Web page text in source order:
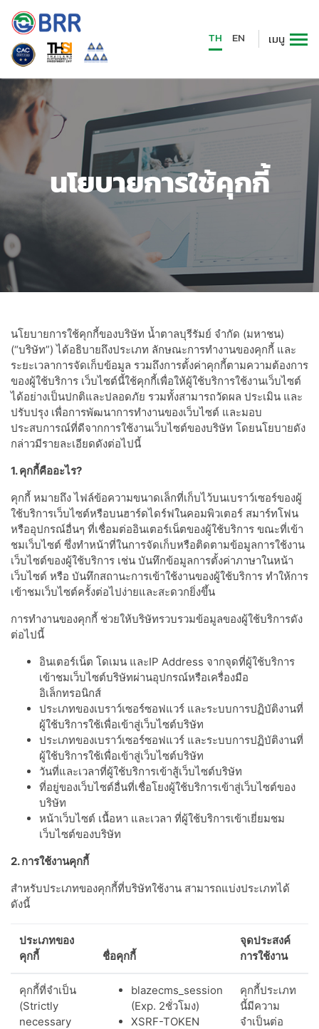
TH EN เมนู
นโยบายการใช้คุกกี้
นโยบายการใช้คุกกี้ของบริษัท น้ำตาลบุรีรัมย์ จำกัด (มหาชน)
(“บริษัท”) ได้อธิบายถึงประเภท ลักษณะการทำงานของคุกกี้ และ
ระยะเวลาการจัดเก็บข้อมูล รวมถึงการตั้งค่าคุกกี้ตามความต้องการ
ของผู้ใช้บริการ เว็บไซต์นี้ใช้คุกกี้เพื่อให้ผู้ใช้บริการใช้งานเว็บไซต์
ได้อย่างเป็นปกติและปลอดภัย รวมทั้งสามารถวัดผล ประเมิน และ
ปรับปรุง เพื่อการพัฒนาการทำงานของเว็บไซต์ และมอบ
ประสบการณ์ที่ดีจากการใช้งานเว็บไซต์ของบริษัท โดยนโยบายดัง
กล่าวมีรายละเอียดดังต่อไปนี้
1. คุกกี้คืออะไร?
คุกกี้ หมายถึง ไฟล์ข้อความขนาดเล็กที่เก็บไว้บนเบราว์เซอร์ของผู้
ใช้บริการเว็บไซต์หรือบนฮาร์ดไดร์ฟในคอมพิวเตอร์ สมาร์ทโฟน
หรืออุปกรณ์อื่นๆ ที่เชื่อมต่ออินเตอร์เน็ตของผู้ใช้บริการ ขณะที่เข้า
ชมเว็บไซต์ ซึ่งทำหน้าที่ในการจัดเก็บหรือติดตามข้อมูลการใช้งาน
เว็บไซต์ของผู้ใช้บริการ เช่น บันทึกข้อมูลการตั้งค่าภาษาในหน้า
เว็บไซต์ หรือ บันทึกสถานะการเข้าใช้งานของผู้ใช้บริการ ทำให้การ
เข้าชมเว็บไซต์ครั้งต่อไปง่ายและสะดวกยิ่งขึ้น
การทำงานของคุกกี้ ช่วยให้บริษัทรวบรวมข้อมูลของผู้ใช้บริการดัง
ต่อไปนี้
อินเตอร์เน็ต โดเมน และIP Address จากจุดที่ผู้ใช้บริการ
เข้าชมเว็บไซต์บริษัทผ่านอุปกรณ์หรือเครื่องมือ
อิเล็กทรอนิกส์
ประเภทของเบราว์เซอร์ซอฟแวร์ และระบบการปฏิบัติงานที่
ผู้ใช้บริการใช้เพื่อเข้าสู่เว็บไซต์บริษัท
ประเภทของเบราว์เซอร์ซอฟแวร์ และระบบการปฏิบัติงานที่
ผู้ใช้บริการใช้เพื่อเข้าสู่เว็บไซต์บริษัท
วันที่และเวลาที่ผู้ใช้บริการเข้าสู้เว็บไซต์บริษัท
ที่อยู่ของเว็บไซต์อื่นที่เชื่อโยงผู้ใช้บริการเข้าสู่เว็บไซต์ของ
บริษัท
หน้าเว็บไซต์ เนื้อหา และเวลา ที่ผู้ใช้บริการเข้าเยี่ยมชม
เว็บไซต์ของบริษัท
2. การใช้งานคุกกี้
สำหรับประเภทของคุกกี้ที่บริษัทใช้งาน สามารถแบ่งประเภทได้
ดังนี้
ประเภทของ
คุกกี้
ชื่อคุกกี้
จุดประสงค์
การใช้งาน
คุกกี้ที่จำเป็น
(Strictly
necessary
blazecms_session
(Exp. 2ชั่วโมง)
XSRF-TOKEN
คุกกี้ประเภท
นี้มีความ
จำเป็นต่อ